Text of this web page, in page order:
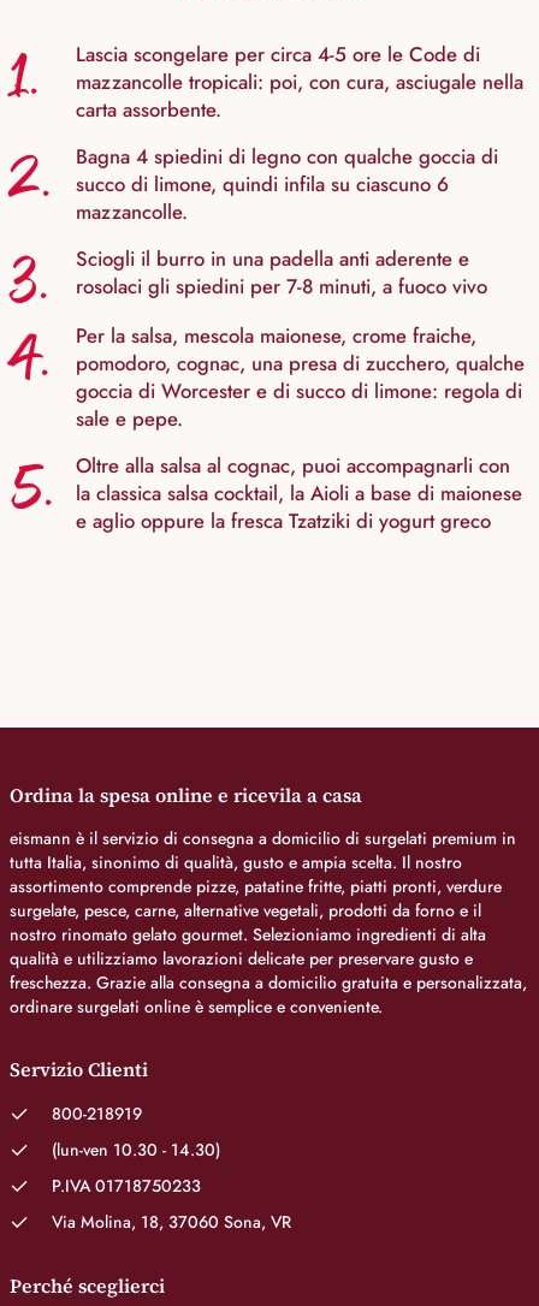
1.
Lascia scongelare per circa 4-5 ore le Code di
mazzancolle tropicali: poi, con cura, asciugale nella
carta assorbente.
2.
Bagna 4 spiedini di legno con qualche goccia di
succo di limone, quindi infila su ciascuno 6
mazzancolle.
3.
Sciogli il burro in una padella anti aderente e
rosolaci gli spiedini per 7-8 minuti, a fuoco vivo
4.
Per la salsa, mescola maionese, crome fraiche,
pomodoro, cognac, una presa di zucchero, qualche
goccia di Worcester e di succo di limone: regola di
sale e pepe.
5.
Oltre alla salsa al cognac, puoi accompagnarli con
la classica salsa cocktail, la Aioli a base di maionese
e aglio oppure la fresca Tzatziki di yogurt greco
Ordina la spesa online e ricevila a casa
eismann è il servizio di consegna a domicilio di surgelati premium in
tutta Italia, sinonimo di qualità, gusto e ampia scelta. Il nostro
assortimento comprende pizze, patatine fritte, piatti pronti, verdure
surgelate, pesce, carne, alternative vegetali, prodotti da forno e il
nostro rinomato gelato gourmet. Selezioniamo ingredienti di alta
qualità e utilizziamo lavorazioni delicate per preservare gusto e
freschezza. Grazie alla consegna a domicilio gratuita e personalizzata,
ordinare surgelati online è semplice e conveniente.
Servizio Clienti
800-218919
(lun-ven 10.30 - 14.30)
P.IVA 01718750233
Via Molina, 18, 37060 Sona, VR
Perché sceglierci